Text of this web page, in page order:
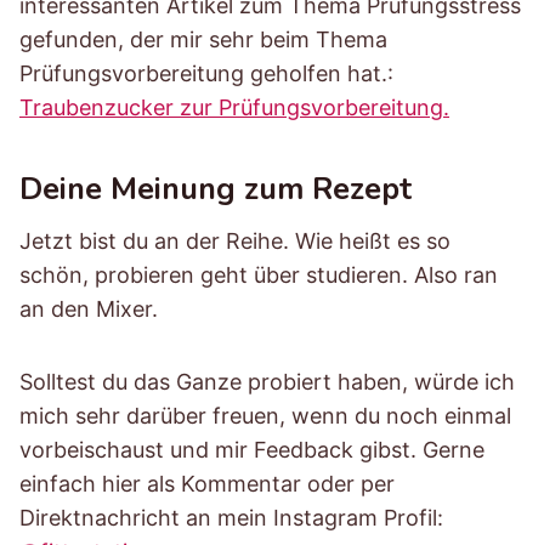
gefunden, der mir sehr beim Thema
Prüfungsvorbereitung geholfen hat.:
Traubenzucker zur Prüfungsvorbereitung.
Deine Meinung zum Rezept
Jetzt bist du an der Reihe. Wie heißt es so
schön, probieren geht über studieren. Also ran
an den Mixer.
Solltest du das Ganze probiert haben, würde ich
mich sehr darüber freuen, wenn du noch einmal
vorbeischaust und mir Feedback gibst. Gerne
einfach hier als Kommentar oder per
Direktnachricht an mein Instagram Profil: